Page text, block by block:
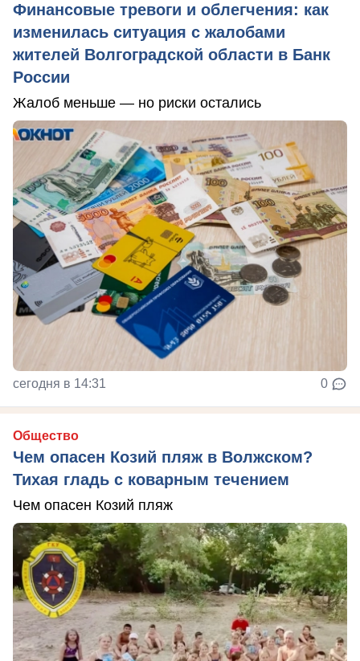
Финансовые тревоги и облегчения: как
изменилась ситуация с жалобами
жителей Волгоградской области в Банк
России
Жалоб меньше — но риски остались
сегодня в 14:31 0
Общество
Чем опасен Козий пляж в Волжском?
Тихая гладь с коварным течением
Чем опасен Козий пляж